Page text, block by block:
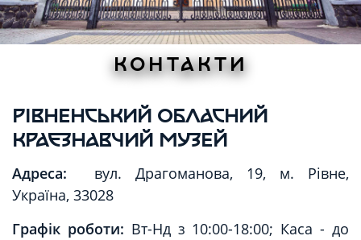
КОНТАКТИ
РІВНЕНСЬКИЙ ОБЛАСНИЙ
КРАЄЗНАВЧИЙ МУЗЕЙ
Адреса: вул. Драгоманова, 19, м. Рівне,
Україна, 33028
Графік роботи: Вт-Нд з 10:00-18:00; Каса - до